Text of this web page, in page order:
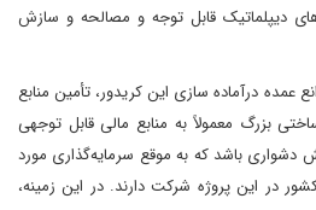
دیپلماتیک قابل توجه و مصالحه و سازش
عمده درآماده سازی این کریدور، تأمین منابع
بزرگ معمولاً به منابع مالی قابل توجهی
دشواری باشد که به موقع سرمایه‌گذاری مورد
در این پروژه شرکت دارند. در این زمینه،